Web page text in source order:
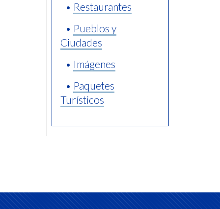
• Restaurantes
• Pueblos y
Ciudades
• Imágenes
• Paquetes
Turísticos